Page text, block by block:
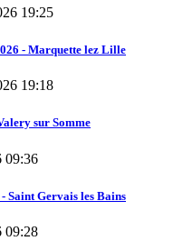
19:25
- Marquette lez Lille
19:18
sur Somme
09:36
Saint Gervais les Bains
09:28